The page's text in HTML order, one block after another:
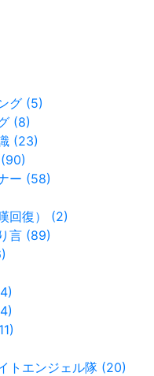
グ (5)
(8)
(23)
ー (58)
回復） (2)
言 (89)
トエンジェル隊 (20)